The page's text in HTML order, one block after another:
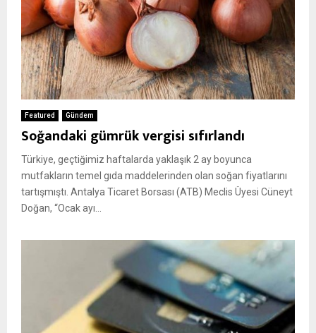
Featured Gündem
Soğandaki gümrük vergisi sıfırlandı
Türkiye, geçtiğimiz haftalarda yaklaşık 2 ay boyunca
mutfakların temel gıda maddelerinden olan soğan fiyatlarını
tartışmıştı. Antalya Ticaret Borsası (ATB) Meclis Üyesi Cüneyt
Doğan, “Ocak ayı...